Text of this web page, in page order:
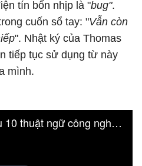
tín bốn nhịp là "bug".
cuốn sổ tay: "Vẫn còn
". Nhật ký của Thomas
tiếp tục sử dụng từ này
mình.